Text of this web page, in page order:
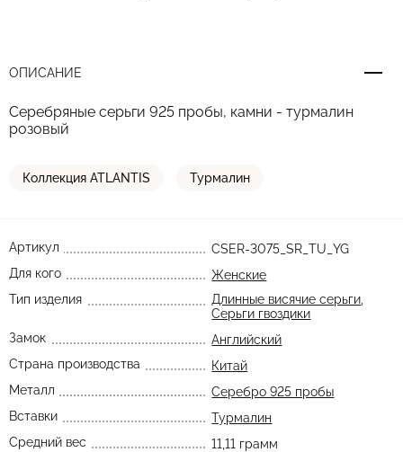
ОПИСАНИЕ
Серебряные серьги 925 пробы, камни - турмалин
розовый
Коллекция ATLANTIS Турмалин
Артикул
CSER-3075_SR_TU_YG
Для кого
Женские
Тип изделия
Длинные висячие серьги
Серьги гвоздики
Замок
Английский
Страна производства
Китай
Металл
Серебро 925 пробы
Вставки
Турмалин
Средний вес
11,11 грамм